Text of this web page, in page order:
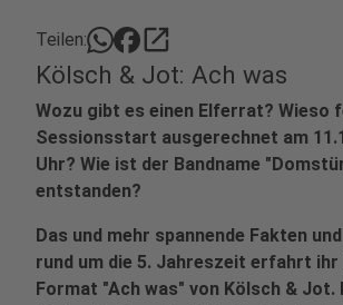
Teilen: open_in_new
Kölsch & Jot: Ach was
Wozu gibt es einen Elferrat? Wieso
Sessionsstart ausgerechnet am
Uhr? Wie ist der Bandname
entstanden?
Das und mehr spannende Fakten
rund um die 5. Jahreszeit erfahrt ihr
Format "Ach was" von Kölsch & Jot.